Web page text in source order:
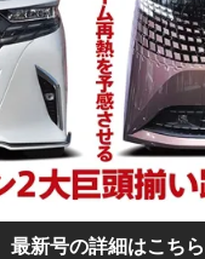
最新号の詳細はこちら